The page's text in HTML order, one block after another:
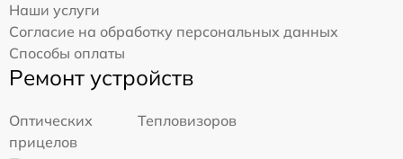
Наши услуги
Согласие на обработку персональных данных
Способы оплаты
Ремонт устройств
Оптических
прицелов
Тепловизоров